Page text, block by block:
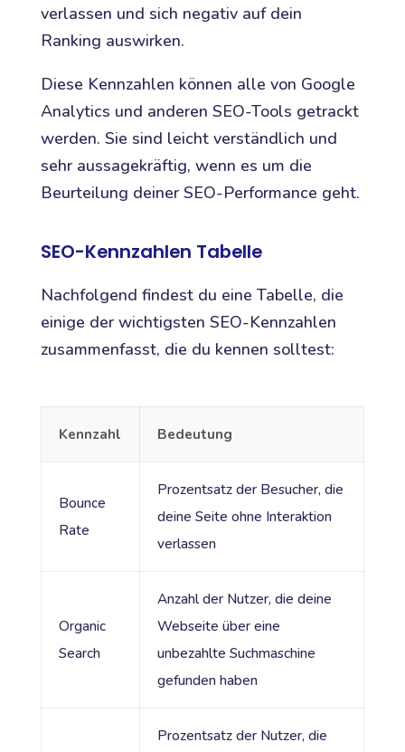
verlassen und sich negativ auf dein
Ranking auswirken.
Diese Kennzahlen können alle von Google
Analytics und anderen SEO-Tools getrackt
werden. Sie sind leicht verständlich und
sehr aussagekräftig, wenn es um die
Beurteilung deiner SEO-Performance geht.
SEO-Kennzahlen Tabelle
Nachfolgend findest du eine Tabelle, die
einige der wichtigsten SEO-Kennzahlen
zusammenfasst, die du kennen solltest:
Kennzahl Bedeutung
Bounce
Rate
Prozentsatz der Besucher, die
deine Seite ohne Interaktion
verlassen
Organic
Search
Anzahl der Nutzer, die deine
Webseite über eine
unbezahlte Suchmaschine
gefunden haben
Prozentsatz der Nutzer, die